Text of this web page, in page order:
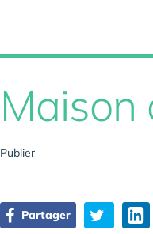
Maison
Publier
Partager